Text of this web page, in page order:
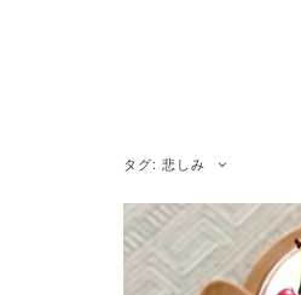
タグ: 悲しみ